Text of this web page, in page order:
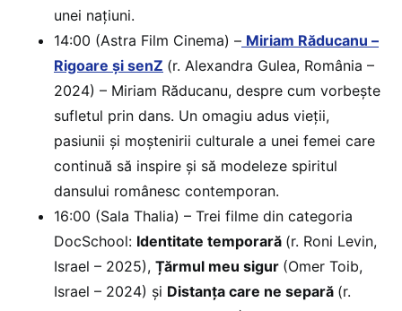
unei națiuni.
14:00 (Astra Film Cinema) – Miriam Răducanu –
Rigoare și senZ (r. Alexandra Gulea, România –
2024) – Miriam Răducanu, despre cum vorbește
sufletul prin dans. Un omagiu adus vieții,
pasiunii și moștenirii culturale a unei femei care
continuă să inspire și să modeleze spiritul
dansului românesc contemporan.
16:00 (Sala Thalia) – Trei filme din categoria
DocSchool: Identitate temporară (r. Roni Levin,
Israel – 2025), Țărmul meu sigur (Omer Toib,
Israel – 2024) și Distanța care ne separă (r.